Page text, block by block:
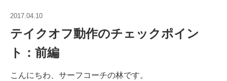
2017.04.10
テイクオフ動作のチェックポイン
ト：前編
こんにちわ、サーフコーチの林です。